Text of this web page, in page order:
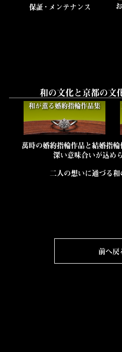
保証・メンテナンス
和の文化と京都の文
和が薫る婚約指輪作品集
萬時の婚約指輪作品と結婚指
深い意味合いが込め
二人の想いに通づる和
前へ戻